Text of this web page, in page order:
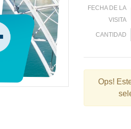
FECHA DE LA
VISITA
CANTIDAD
Ops!